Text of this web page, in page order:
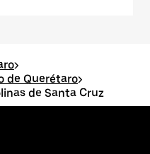
>
de Querétaro>
de Santa Cruz